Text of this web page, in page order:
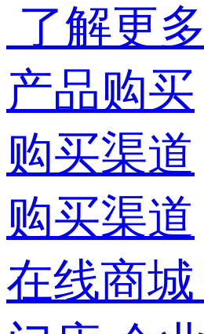
了解更多
产品购买
购买渠道
购买渠道
在线商城